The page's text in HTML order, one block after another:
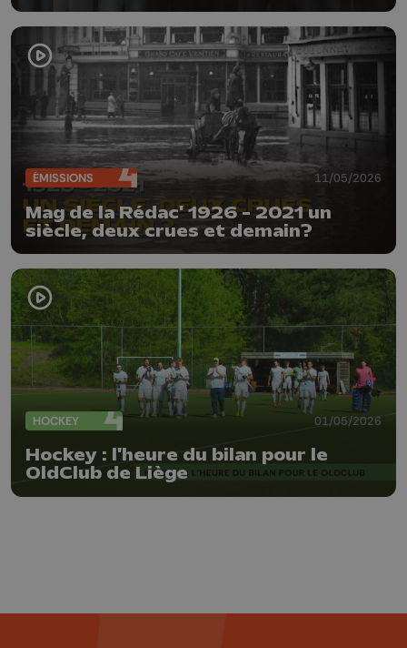
ÉMISSIONS 11/05/2026
Mag de la Rédac' 1926 - 2021 un
siècle, deux crues et demain?
HOCKEY 01/05/2026
Hockey : l'heure du bilan pour le
OldClub de Liège